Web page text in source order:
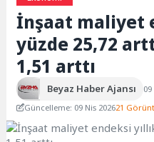
İnşaat maliyet
yüzde 25,72
1,51 arttı
Beyaz Haber Ajansı
Güncelleme: 09 Nis 202621